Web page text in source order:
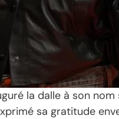
la dalle à son nom
sa gratitude